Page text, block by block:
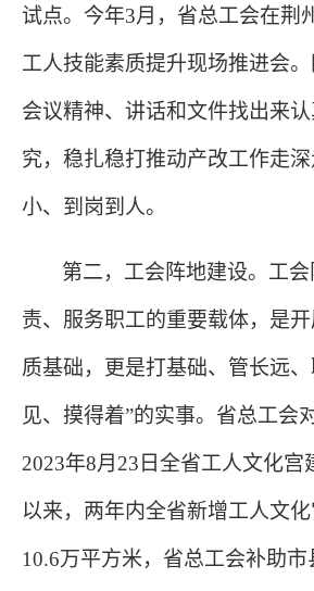
试点。今年3月，省总工会在荆
工人技能素质提升现场推进会
会议精神、讲话和文件找出来
究，稳扎稳打推动产改工作走
小、到岗到人。
第二，工会阵地建设。工
责、服务职工的重要载体，是
质基础，更是打基础、管长远
见、摸得着”的实事。省总工会
2023年8月23日全省工人文化宫
以来，两年内全省新增工人文
10.6万平方米，省总工会补助市